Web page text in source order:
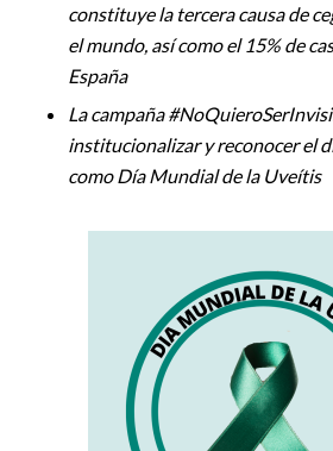
constituye la tercera causa de
el mundo, así como el 15% de
España
La campaña
institucionalizar y reconocer el
como Día Mundial de la Uveítis